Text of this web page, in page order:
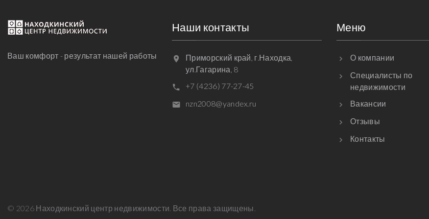
Ваш комфорт - результат нашей работы
Наши контакты
Приморский край, г.Находка,
ул.Гагарина, 8
+7 (4236) 77-27-45
nzn2008@yandex.ru
Меню
О компании
Специалисты по
недвижимости
Вакансии
Отзывы
Контакты
© 2026Находкинский центр недвижимости. Все права защищены.